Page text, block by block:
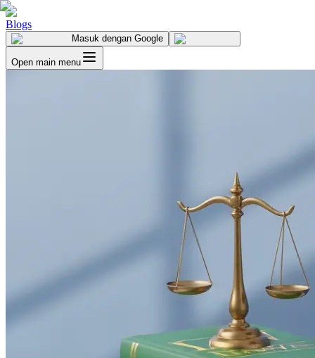
Blogs
Masuk dengan Google
Open main menu